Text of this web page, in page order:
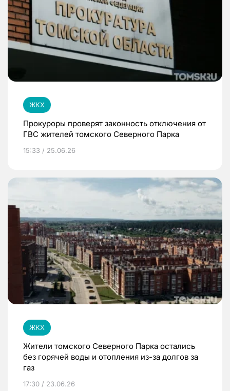
ЖКХ
Прокуроры проверят законность отключения от
ГВС жителей томского Северного Парка
15:33 / 25.06.26
ЖКХ
Жители томского Северного Парка остались
без горячей воды и отопления из-за долгов за
газ
17:30 / 23.06.26